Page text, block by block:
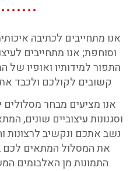
אנו מתחייבים לכתיבה
וסוחפת; אנו מתחייבים
התפור למידותיו ואופיו של
קשובים לקולכם ולכבד
אנו מציעים מבחר מסלולים
וסגנונות עיצוביים שונים,
נשב אתכם ונקשיב לרצונות
את המסלול המתאים לכם
התמונות מן האלבומים